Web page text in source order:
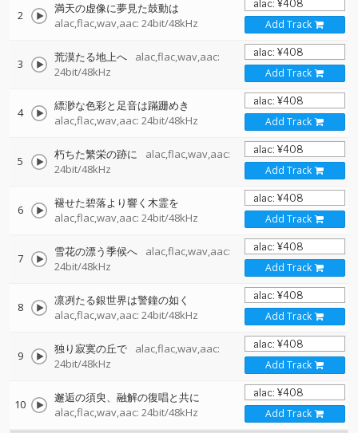
2
満天の虚像に夢見た鼓動は
alac,flac,wav,aac: 24bit/48kHz
Add Track
3 荒漠たる地上へ
alac,flac,wav,aac:
24bit/48kHz
Add Track
4
縹渺な色彩と足音は蹣跚めき
alac,flac,wav,aac: 24bit/48kHz
Add Track
5 朽ちた繁栄の跡に
alac,flac,wav,aac:
24bit/48kHz
Add Track
6
褪せた碧落より響く木霊を
alac,flac,wav,aac: 24bit/48kHz
Add Track
7 雪花の漂う季候へ
alac,flac,wav,aac:
24bit/48kHz
Add Track
8
凛冽たる銀世界は警鐘の如く
alac,flac,wav,aac: 24bit/48kHz
Add Track
9 独り寂寞の丘で
alac,flac,wav,aac:
24bit/48kHz
Add Track
10
邂逅の須臾、融解の復唱と共に
alac,flac,wav,aac: 24bit/48kHz
Add Track